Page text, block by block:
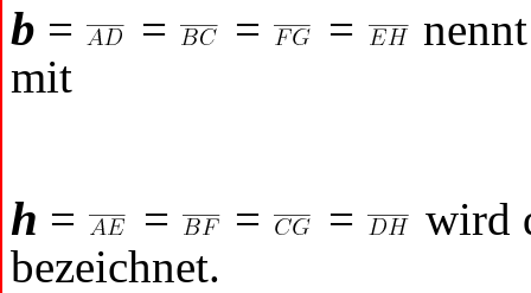
b = = = =
mit
h = = = =
wird
bezeichnet.